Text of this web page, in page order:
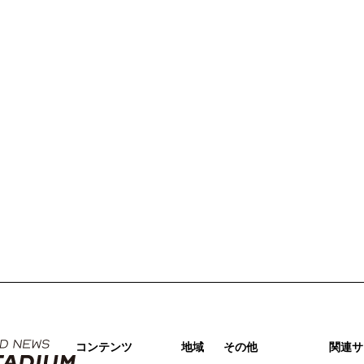
コンテンツ 地域 その他 関連